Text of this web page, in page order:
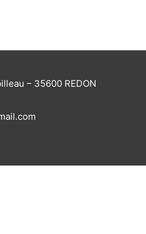
– 35600 REDON